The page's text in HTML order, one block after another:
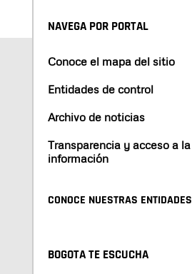
NAVEGA POR PORTAL
Conoce el mapa del sitio
Entidades de control
Archivo de noticias
Transparencia y acceso a la
información
CONOCE NUESTRAS ENTIDADES
BOGOTA TE ESCUCHA